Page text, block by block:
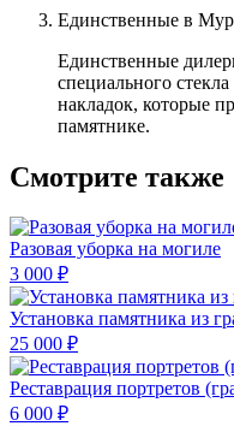
Единственные в
Единственные
специального
накладок, которые
памятнике.
Смотрите также
Разовая уборка на могиле
3 000 ₽
Установка памятника из
25 000 ₽
Реставрация портретов
6 000 ₽